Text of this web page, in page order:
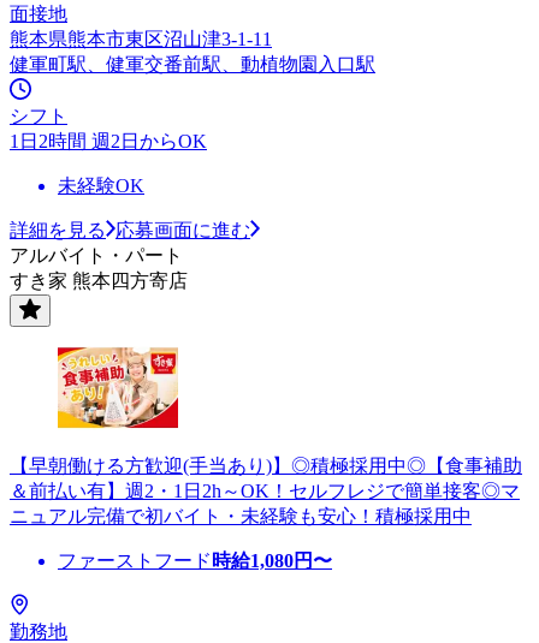
面接地
熊本県熊本市東区沼山津3-1-11
健軍町駅、健軍交番前駅、動植物園入口駅
シフト
1日2時間 週2日からOK
未経験OK
詳細を見る
応募画面に進む
アルバイト・パート
すき家 熊本四方寄店
【早朝働ける方歓迎(手当あり)】◎積極採用中◎【食事補助
＆前払い有】週2・1日2h～OK！セルフレジで簡単接客◎マ
ニュアル完備で初バイト・未経験も安心！積極採用中
ファーストフード 時給1,080円〜
勤務地